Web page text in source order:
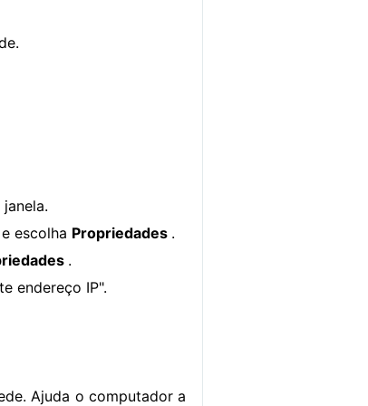
escolha Propriedades .
.
endereço IP".
Ajuda o computador a